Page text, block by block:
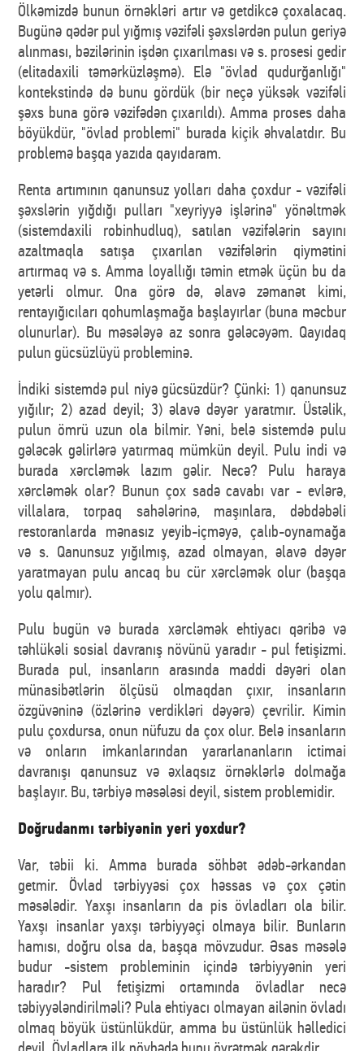
Ölkəmizdə bunun örnəkləri artır və getdikcə çoxalacaq.
Bugünə qədər pul yığmış vəzifəli şəxslərdən pulun geriyə
alınması, bəzilərinin işdən çıxarılması və s. prosesi gedir
(elitadaxili təmərküzləşmə). Elə "övlad qudurğanlığı"
kontekstində də bunu gördük (bir neçə yüksək vəzifəli
şəxs buna görə vəzifədən çıxarıldı). Amma proses daha
böyükdür, "övlad problemi" burada kiçik əhvalatdır. Bu
problemə başqa yazıda qayıdaram.
Renta artımının qanunsuz yolları daha çoxdur - vəzifəli
şəxslərin yığdığı pulları "xeyriyyə işlərinə" yönəltmək
(sistemdaxili robinhudluq), satılan vəzifələrin sayını
azaltmaqla satışa çıxarılan vəzifələrin qiymətini
artırmaq və s. Amma loyallığı təmin etmək üçün bu da
yetərli olmur. Ona görə də, əlavə zəmanət kimi,
rentayığıcıları qohumlaşmağa başlayırlar (buna məcbur
olunurlar). Bu məsələyə az sonra gələcəyəm. Qayıdaq
pulun gücsüzlüyü probleminə.
İndiki sistemdə pul niyə gücsüzdür? Çünki: 1) qanunsuz
yığılır; 2) azad deyil; 3) əlavə dəyər yaratmır. Üstəlik,
pulun ömrü uzun ola bilmir. Yəni, belə sistemdə pulu
gələcək gəlirlərə yatırmaq mümkün deyil. Pulu indi və
burada xərcləmək lazım gəlir. Necə? Pulu haraya
xərcləmək olar? Bunun çox sadə cavabı var - evlərə,
villalara, torpaq sahələrinə, maşınlara, dəbdəbəli
restoranlarda mənasız yeyib-içməyə, çalıb-oynamağa
və s. Qanunsuz yığılmış, azad olmayan, əlavə dəyər
yaratmayan pulu ancaq bu cür xərcləmək olur (başqa
yolu qalmır).
Pulu bugün və burada xərcləmək ehtiyacı qəribə və
təhlükəli sosial davranış növünü yaradır - pul fetişizmi.
Burada pul, insanların arasında maddi dəyəri olan
münasibətlərin ölçüsü olmaqdan çıxır, insanların
özgüvəninə (özlərinə verdikləri dəyərə) çevrilir. Kimin
pulu çoxdursa, onun nüfuzu da çox olur. Belə insanların
və onların imkanlarından yararlananların ictimai
davranışı qanunsuz və əxlaqsız örnəklərlə dolmağa
başlayır. Bu, tərbiyə məsələsi deyil, sistem problemidir.
Doğrudanmı tərbiyənin yeri yoxdur?
Var, təbii ki. Amma burada söhbət ədəb-ərkandan
getmir. Övlad tərbiyyəsi çox həssas və çox çətin
məsələdir. Yaxşı insanların da pis övladları ola bilir.
Yaxşı insanlar yaxşı tərbiyyəçi olmaya bilir. Bunların
hamısı, doğru olsa da, başqa mövzudur. Əsas məsələ
budur -sistem probleminin içində tərbiyyənin yeri
haradır? Pul fetişizmi ortamında övladlar necə
təbiyyələndirilməli? Pula ehtiyacı olmayan ailənin övladı
olmaq böyük üstünlükdür, amma bu üstünlük həlledici